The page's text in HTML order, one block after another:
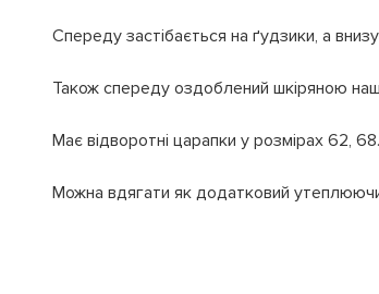
Спереду застібається на ґудзики, а
Також спереду оздоблений шкіряною
Має відворотні царапки у розмірах 62, 68.
Можна вдягати як додатковий